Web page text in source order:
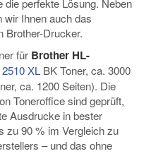
die perfekte Lösung. Neben
wir Ihnen auch das
Brother-Drucker.
für Brother HL-
XL BK Toner, ca. 3000
ca. 1200 Seiten). Die
Toneroffice sind geprüft,
Ausdrucke in bester
zu 90 % im Vergleich zu
– und das ohne